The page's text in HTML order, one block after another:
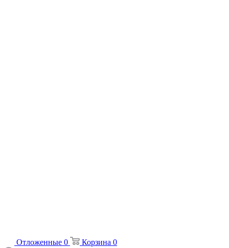
Отложенные 0 Корзина 0